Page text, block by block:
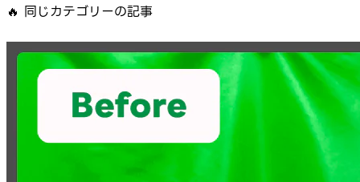
🔥 同じカテゴリーの記事